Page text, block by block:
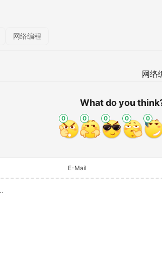
网络编程
网络
What do you
0 0 0 0 0
E-Mail